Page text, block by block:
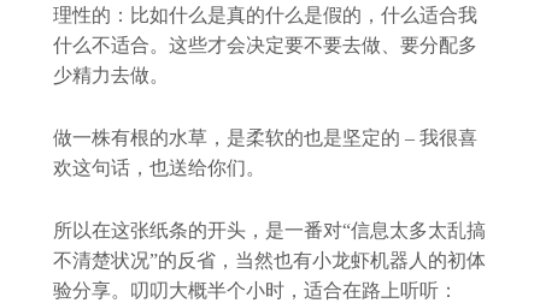
理性的：比如什么是真的什么是假的，什么适合我
什么不适合。这些才会决定要不要去做、要分配多
少精力去做。
做一株有根的水草，是柔软的也是坚定的 – 我很喜
欢这句话，也送给你们。
所以在这张纸条的开头，是一番对“信息太多太乱搞
不清楚状况”的反省，当然也有小龙虾机器人的初体
验分享。叨叨大概半个小时，适合在路上听听：